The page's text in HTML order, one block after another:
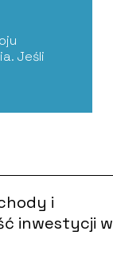
Jeśli
i
inwestycji w